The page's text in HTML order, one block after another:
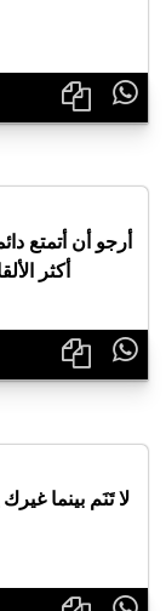

أرجو أن أتمتع
أكثر

لا تَنَم بينما